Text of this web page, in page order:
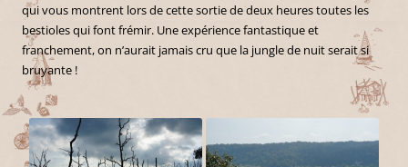
qui vous montrent lors de cette sortie de deux heures toutes les
bestioles qui font frémir. Une expérience fantastique et
franchement, on n’aurait jamais cru que la jungle de nuit serait si
bruyante !